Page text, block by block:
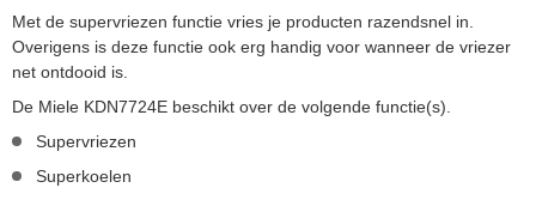
Met de supervriezen functie vries je producten razendsnel in.
Overigens is deze functie ook erg handig voor wanneer de vriezer
net ontdooid is.
De Miele KDN7724E beschikt over de volgende functie(s).
Supervriezen
Superkoelen